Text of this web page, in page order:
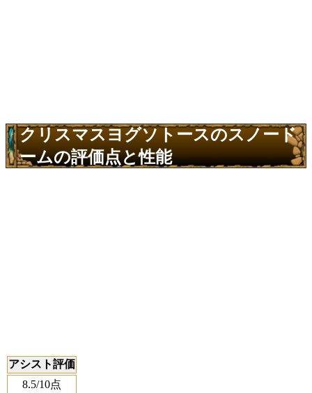
クリスマスヨグソトースのスノード
ームの評価点と性能
アシスト評価
8.5/10点